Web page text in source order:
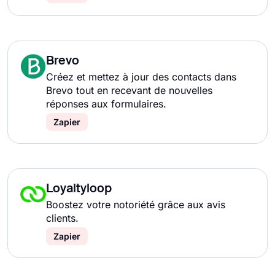
Brevo
Créez et mettez à jour des contacts dans
Brevo tout en recevant de nouvelles
réponses aux formulaires.
Zapier
Loyaltyloop
Boostez votre notoriété grâce aux avis
clients.
Zapier